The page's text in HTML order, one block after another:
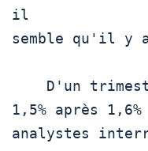
il
semble qu'il y
1,5% après
analystes